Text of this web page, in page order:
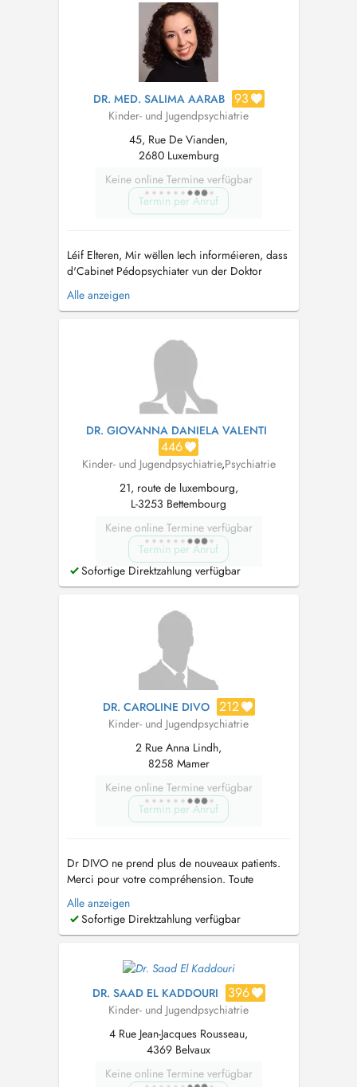
DR. MED. SALIMA AARAB 93
Kinder- und Jugendpsychiatrie
45, Rue De Vianden,
2680 Luxemburg
Keine online Termine verfügbar
Termin per Anruf
Léif Elteren, Mir wëllen Iech informéieren, dass
d'Cabinet Pédopsychiater vun der Doktor
Aarab, Spezialistin fir Kanner- a
Jugendpsychiatrie an -psychotherapie, leider
Beräich ze fannen, kënnt Dir gären d'Websäit
Alle anzeigen
DR. GIOVANNA DANIELA VALENTI
446
Kinder- und Jugendpsychiatrie,Psychiatrie
21, route de luxembourg,
L-3253 Bettembourg
Keine online Termine verfügbar
Termin per Anruf
Sofortige Direktzahlung verfügbar
DR. CAROLINE DIVO 212
Kinder- und Jugendpsychiatrie
2 Rue Anna Lindh,
8258 Mamer
Keine online Termine verfügbar
Termin per Anruf
Dr DIVO ne prend plus de nouveaux patients.
Merci pour votre compréhension. Toute
demande de document (ordonnance, courrier,
attestation) doit faire l'objet d'un rdv. Les
patients sont reçus jusqu'à 13 ans seulement,
l'âge et du motif de consultation s...
Alle anzeigen
Sofortige Direktzahlung verfügbar
DR. SAAD EL KADDOURI 396
Kinder- und Jugendpsychiatrie
4 Rue Jean-Jacques Rousseau,
4369 Belvaux
Keine online Termine verfügbar